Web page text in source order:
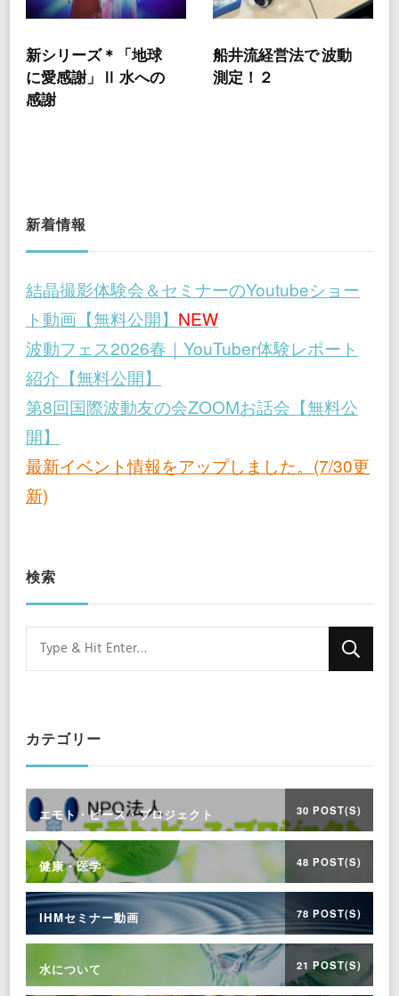
新シリーズ＊「地球
に愛感謝」Ⅱ 水への
感謝
船井流経営法で 波動
測定！２
新着情報
結晶撮影体験会＆セミナーのYoutubeショー
ト動画【無料公開】 NEW
波動フェス2026春｜YouTuber体験レポート
紹介【無料公開】
第8回国際波動友の会ZOOMお話会【無料公
開】
最新イベント情報をアップしました。(7/30更
新)
検索
Looking
for
カテゴリー
エモト・ピース・プロジェクト 30 POST(S)
健康・医学 48 POST(S)
IHMセミナー動画 78 POST(S)
水について 21 POST(S)